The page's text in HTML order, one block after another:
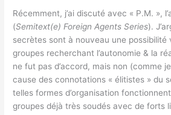
Récemment, j’ai discuté avec « P.M. »,
(Semitext(e) Foreign Agents Series).
secrètes sont à nouveau une possibilité
groupes recherchant l’autonomie & la
ne fut pas d’accord, mais non (comme
cause des connotations « élitistes » du
telles formes d’organisation
groupes déjà très soudés avec de forts